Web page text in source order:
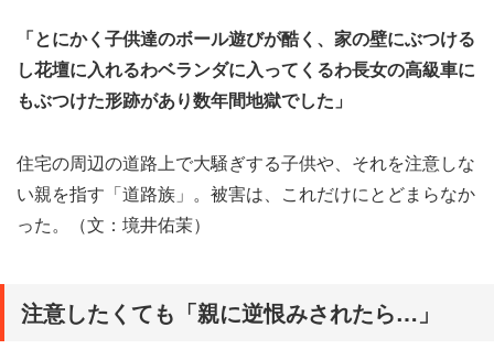
「とにかく子供達のボール遊びが酷く、家の壁にぶつける
し花壇に入れるわベランダに入ってくるわ長女の高級車に
もぶつけた形跡があり数年間地獄でした」
住宅の周辺の道路上で大騒ぎする子供や、それを注意しな
い親を指す「道路族」。被害は、これだけにとどまらなか
った。（文：境井佑茉）
注意したくても「親に逆恨みされたら…」